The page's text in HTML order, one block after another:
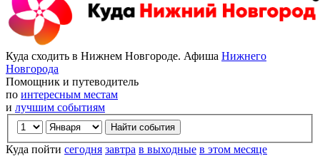
Куда сходить в Нижнем Новгороде. Афиша Нижнего
Новгорода
Помощник и путеводитель
по интересным местам
и лучшим событиям
Куда пойти сегодня завтра в выходные в этом месяце